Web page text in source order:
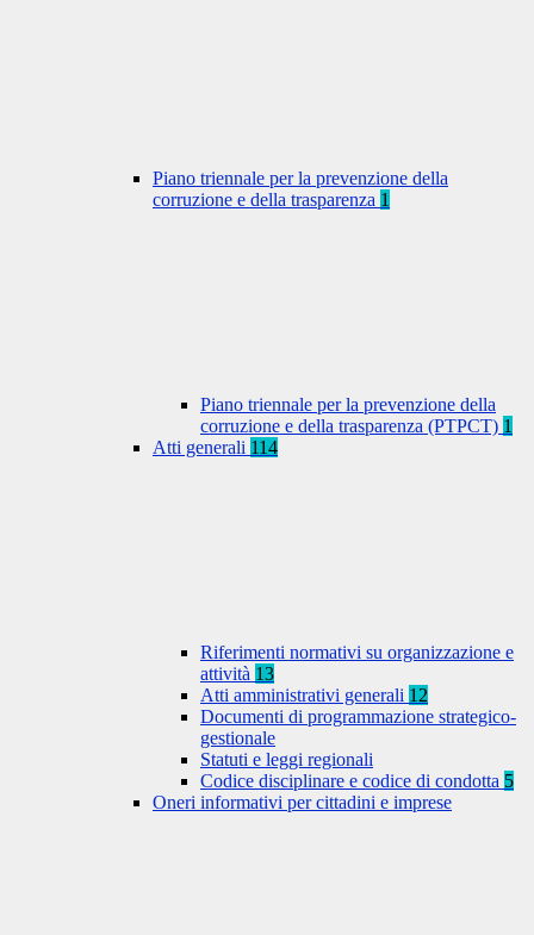
Piano triennale per la prevenzione della
corruzione e della trasparenza 1
Piano triennale per la prevenzione della
corruzione e della trasparenza (PTPCT) 1
Atti generali 114
Riferimenti normativi su organizzazione e
attività 13
Atti amministrativi generali 12
Documenti di programmazione strategico-
gestionale
Statuti e leggi regionali
Codice disciplinare e codice di condotta 5
Oneri informativi per cittadini e imprese